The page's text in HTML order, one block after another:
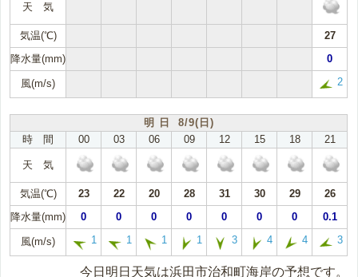
天 気
気温(℃)
27
降水量(mm)
0
風(m/s) 2
明 日 8/9(日)
時 間
00 03 06 09 12 15 18 21
天 気
気温(℃) 23 22 20 28 31 30 29
26
降水量(mm)
0 0 0 0 0 0 0 0.1
風(m/s) 1 1 1 1 3 4 4 3
今日明日天気は浜田市治和町海岸の予想です。